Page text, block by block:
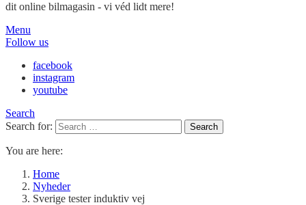
dit online bilmagasin - vi véd lidt mere!
Menu
Follow us
facebook
instagram
youtube
Search
Search for:
Search
You are here:
Home
Nyheder
Sverige tester induktiv vej